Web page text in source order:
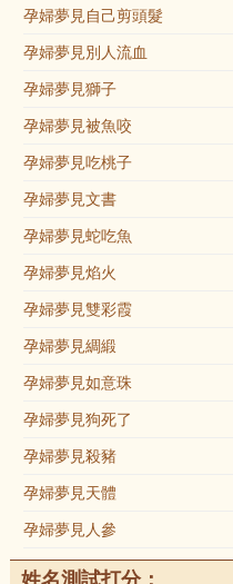
孕婦夢見自己剪頭髮
孕婦夢見別人流血
孕婦夢見獅子
孕婦夢見被魚咬
孕婦夢見吃桃子
孕婦夢見文書
孕婦夢見蛇吃魚
孕婦夢見焰火
孕婦夢見雙彩霞
孕婦夢見綢緞
孕婦夢見如意珠
孕婦夢見狗死了
孕婦夢見殺豬
孕婦夢見天體
孕婦夢見人參
姓名測試打分：